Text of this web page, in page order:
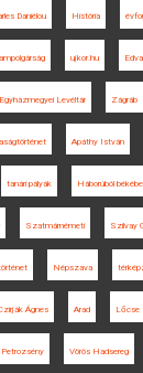
Daniélou História
ujkor.hu
Levéltár Zágráb
Apáthy István
tanári pályák Háborúból békébe
Szatmárnémeti Szilvay
Népszava
Ágnes Arad Lőcse
Petrozsény Vörös Hadsereg